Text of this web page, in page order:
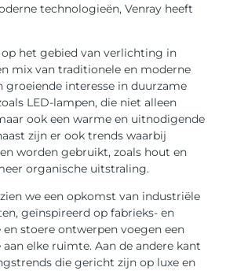
technologieën, Venray heeft
het gebied van verlichting in
mix van traditionele en moderne
groeiende interesse in duurzame
LED-lampen, die niet alleen
ook een warme en uitnodigende
zijn er ook trends waarbij
worden gebruikt, zoals hout en
organische uitstraling.
we een opkomst van industriële
geïnspireerd op fabrieks- en
en stoere ontwerpen voegen een
elke ruimte. Aan de andere kant
die gericht zijn op luxe en